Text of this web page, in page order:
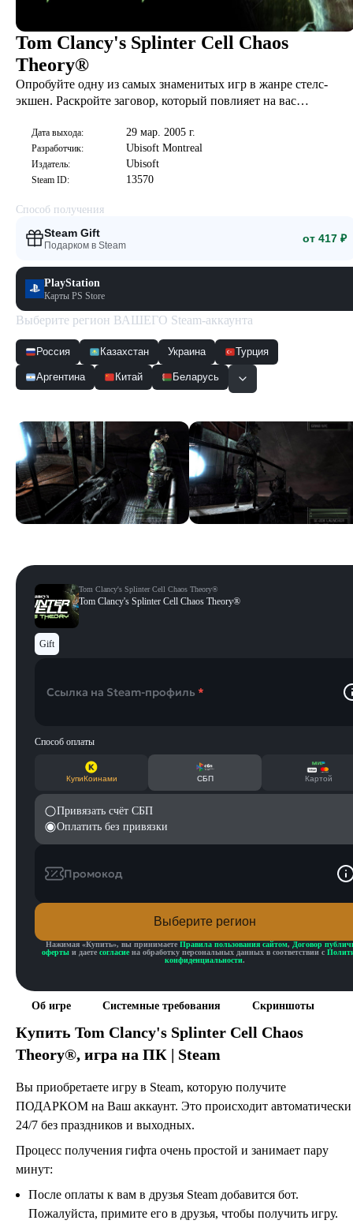
Tom Clancy's Splinter Cell Chaos
Theory®
Опробуйте одну из самых знаменитых игр в жанре стелс-
экшен. Раскройте заговор, который повлияет на вас
Дата выхода: 29 мар. 2005 г.
Разработчик: Ubisoft Montreal
Издатель: Ubisoft
Steam ID: 13570
Способ получения
Steam Gift
Подарком в Steam
от 417 ₽
PlayStation
Карты PS Store
Выберите регион ВАШЕГО Steam-аккаунта
Россия Казахстан Украина Турция
Аргентина Китай Беларусь
Об игре Системные требования Скриншоты
Купить Tom Clancy's Splinter Cell Chaos
Theory®, игра на ПК | Steam
Вы приобретаете игру в Steam, которую получите
ПОДАРКОМ на Ваш аккаунт. Это происходит автоматически
24/7 без праздников и выходных.
Процесс получения гифта очень простой и занимает пару
минут:
После оплаты к вам в друзья Steam добавится бот.
Пожалуйста, примите его в друзья, чтобы получить игру.
Tom Clancy's Splinter Cell Chaos Theory®
Tom Clancy's Splinter Cell Chaos Theory®
Gift
Ссылка на Steam-профиль *
Способ оплаты
КупиКоинами СБП Картой
Привязать счёт СБП
Оплатить без привязки
Промокод
Выберите регион
Нажимая «Купить», вы принимаете Правила пользования сайтом, Договор
оферты и даете согласие на обработку персональных данных в соответствии с
конфиденциальности.